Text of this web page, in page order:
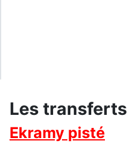
Les transferts
Ekramy pisté